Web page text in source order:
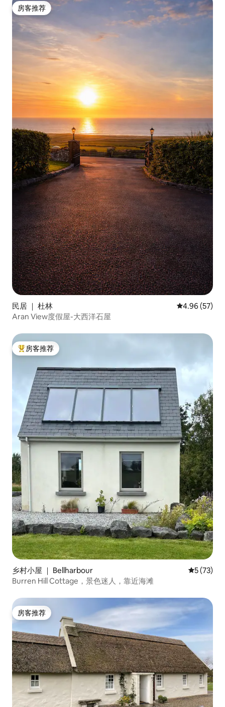
房客推荐
房客推荐
民居 ｜ 杜林 平均评分
4.96 (57)
Aran View度假屋-大西洋石屋
热门「房客推荐」
房客推荐
乡村小屋 ｜ Bellharbour 平均评分
5 (73)
Burren Hill Cottage，景色迷人，靠近海滩
房客推荐
房客推荐